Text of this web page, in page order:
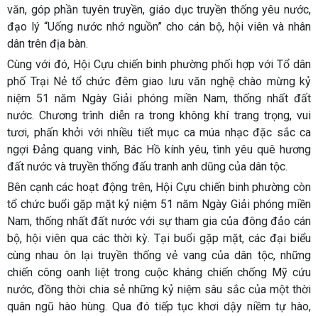
văn, góp phần tuyên truyền, giáo dục truyền thống yêu nước,
đạo lý “Uống nước nhớ nguồn” cho cán bộ, hội viên và nhân
dân trên địa bàn.
Cùng với đó, Hội Cựu chiến binh phường phối hợp với Tổ dân
phố Trại Nẻ tổ chức đêm giao lưu văn nghệ chào mừng kỷ
niệm 51 năm Ngày Giải phóng miền Nam, thống nhất đất
nước. Chương trình diễn ra trong không khí trang trọng, vui
tươi, phấn khởi với nhiều tiết mục ca múa nhạc đặc sắc ca
ngợi Đảng quang vinh, Bác Hồ kính yêu, tình yêu quê hương
đất nước và truyền thống đấu tranh anh dũng của dân tộc.
Bên cạnh các hoạt động trên, Hội Cựu chiến binh phường còn
tổ chức buổi gặp mặt kỷ niệm 51 năm Ngày Giải phóng miền
Nam, thống nhất đất nước với sự tham gia của đông đảo cán
bộ, hội viên qua các thời kỳ. Tại buổi gặp mặt, các đại biểu
cùng nhau ôn lại truyền thống vẻ vang của dân tộc, những
chiến công oanh liệt trong cuộc kháng chiến chống Mỹ cứu
nước, đồng thời chia sẻ những kỷ niệm sâu sắc của một thời
quân ngũ hào hùng. Qua đó tiếp tục khơi dậy niềm tự hào,